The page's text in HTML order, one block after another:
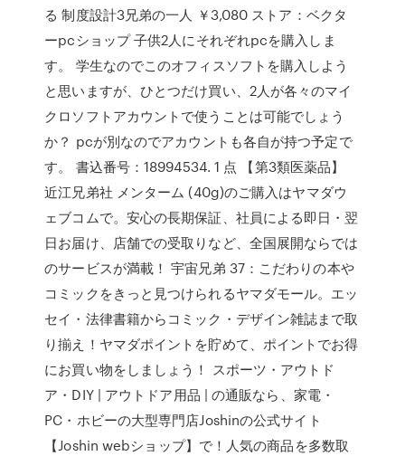
る 制度設計3兄弟の一人 ￥3,080 ストア：ベクタ
ーpcショップ 子供2人にそれぞれpcを購入しま
す。 学生なのでこのオフィスソフトを購入しよう
と思いますが、ひとつだけ買い、2人が各々のマイ
クロソフトアカウントで使うことは可能でしょう
か？ pcが別なのでアカウントも各自が持つ予定で
す。 書込番号：18994534. 1 点 【第3類医薬品】
近江兄弟社 メンターム (40g)のご購入はヤマダウ
ェブコムで。安心の長期保証、社員による即日・翌
日お届け、店舗での受取りなど、全国展開ならでは
のサービスが満載！ 宇宙兄弟 37：こだわりの本や
コミックをきっと見つけられるヤマダモール。エッ
セイ・法律書籍からコミック・デザイン雑誌まで取
り揃え！ヤマダポイントを貯めて、ポイントでお得
にお買い物をしましょう！ スポーツ・アウトド
ア・DIY | アウトドア用品 | の通販なら、家電・
PC・ホビーの大型専門店Joshinの公式サイト
【Joshin webショップ】で！人気の商品を多数取